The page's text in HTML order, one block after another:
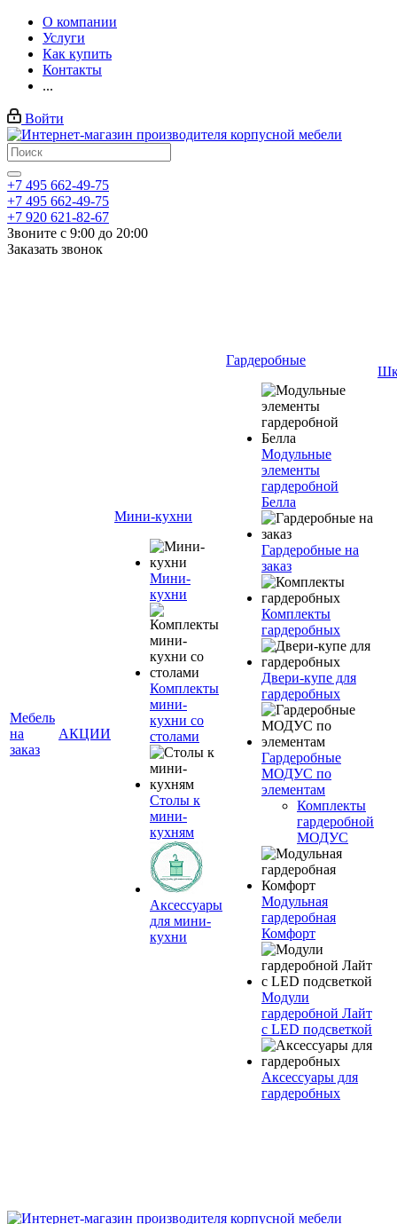
О компании
Услуги
Как купить
Контакты
...
Войти
+7 495 662-49-75
+7 495 662-49-75
+7 920 621-82-67
Звоните с 9:00 до 20:00
Заказать звонок
Мебель
на
заказ
АКЦИИ
Мини-кухни
Мини-
кухни
Комплекты
мини-
кухни со
столами
Столы к
мини-
кухням
Аксессуары
для мини-
кухни
Гардеробные
Модульные
элементы
гардеробной
Белла
Гардеробные на
заказ
Комплекты
гардеробных
Двери-купе для
гардеробных
Гардеробные
МОДУС по
элементам
Комплекты
гардеробной
МОДУС
Модульная
гардеробная
Комфорт
Модули
гардеробной Лайт
с LED подсветкой
Аксессуары для
гардеробных